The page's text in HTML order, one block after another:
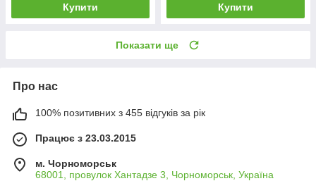
Купити Купити
Показати ще
Про нас
100% позитивних з 455 відгуків за рік
Працює з 23.03.2015
м. Чорноморськ
68001, провулок Хантадзе 3, Чорноморськ, Україна